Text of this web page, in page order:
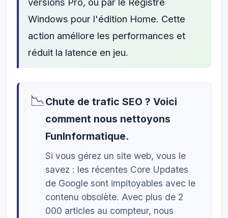
Windows pour l'édition Home. Cette
action améliore les performances et
réduit la latence en jeu.
📉Chute de trafic SEO ? Voici
comment nous nettoyons
FunInformatique.
Si vous gérez un site web, vous le
savez : les récentes Core Updates
de Google sont impitoyables avec le
contenu obsolète. Avec plus de 2
000 articles au compteur, nous